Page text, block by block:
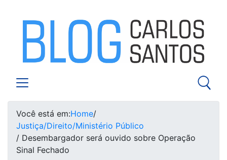
Você está em:Home/
Justiça/Direito/Ministério Público
/ Desembargador será ouvido sobre Operação
Sinal Fechado